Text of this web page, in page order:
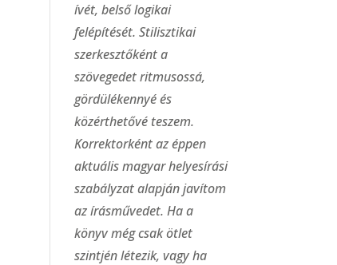
ívét, belső logikai
felépítését. Stilisztikai
szerkesztőként a
szövegedet ritmusossá,
gördülékennyé és
közérthetővé teszem.
Korrektorként az éppen
aktuális magyar helyesírási
szabályzat alapján javítom
az írásművedet. Ha a
könyv még csak ötlet
szintjén létezik, vagy ha